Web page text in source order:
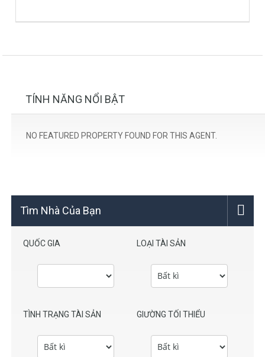
TÍNH NĂNG NỔI BẬT
NO FEATURED PROPERTY FOUND FOR THIS AGENT.
Tìm Nhà Của Bạn
QUỐC GIA LOẠI TÀI SẢN
TÌNH TRẠNG TÀI SẢN GIƯỜNG TỐI THIỂU